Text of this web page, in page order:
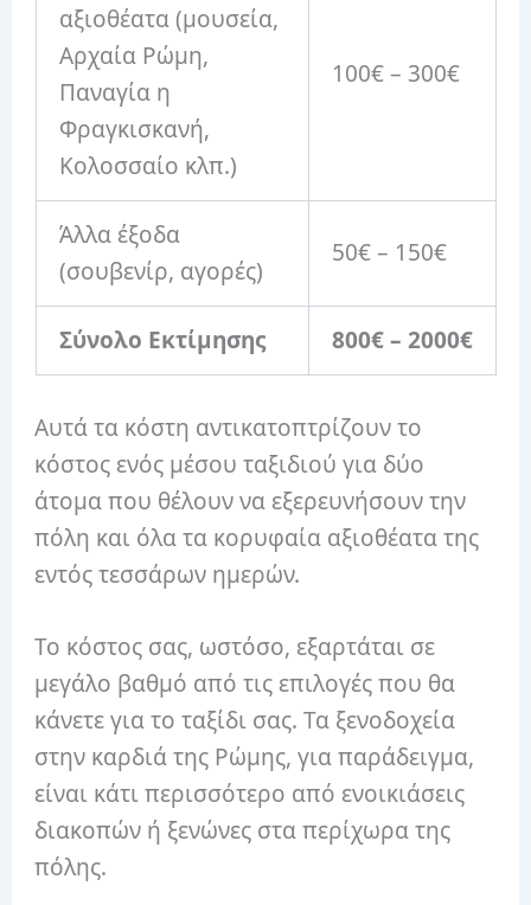
αξιοθέατα (μουσεία,
Αρχαία Ρώμη,
Παναγία η
Φραγκισκανή,
Κολοσσαίο κλπ.)
100€ – 300€
Άλλα έξοδα
(σουβενίρ, αγορές)
50€ – 150€
Σύνολο Εκτίμησης 800€ – 2000€
Αυτά τα κόστη αντικατοπτρίζουν το
κόστος ενός μέσου ταξιδιού για δύο
άτομα που θέλουν να εξερευνήσουν την
πόλη και όλα τα κορυφαία αξιοθέατα της
εντός τεσσάρων ημερών.
Το κόστος σας, ωστόσο, εξαρτάται σε
μεγάλο βαθμό από τις επιλογές που θα
κάνετε για το ταξίδι σας. Τα ξενοδοχεία
στην καρδιά της Ρώμης, για παράδειγμα,
είναι κάτι περισσότερο από ενοικιάσεις
διακοπών ή ξενώνες στα περίχωρα της
πόλης.